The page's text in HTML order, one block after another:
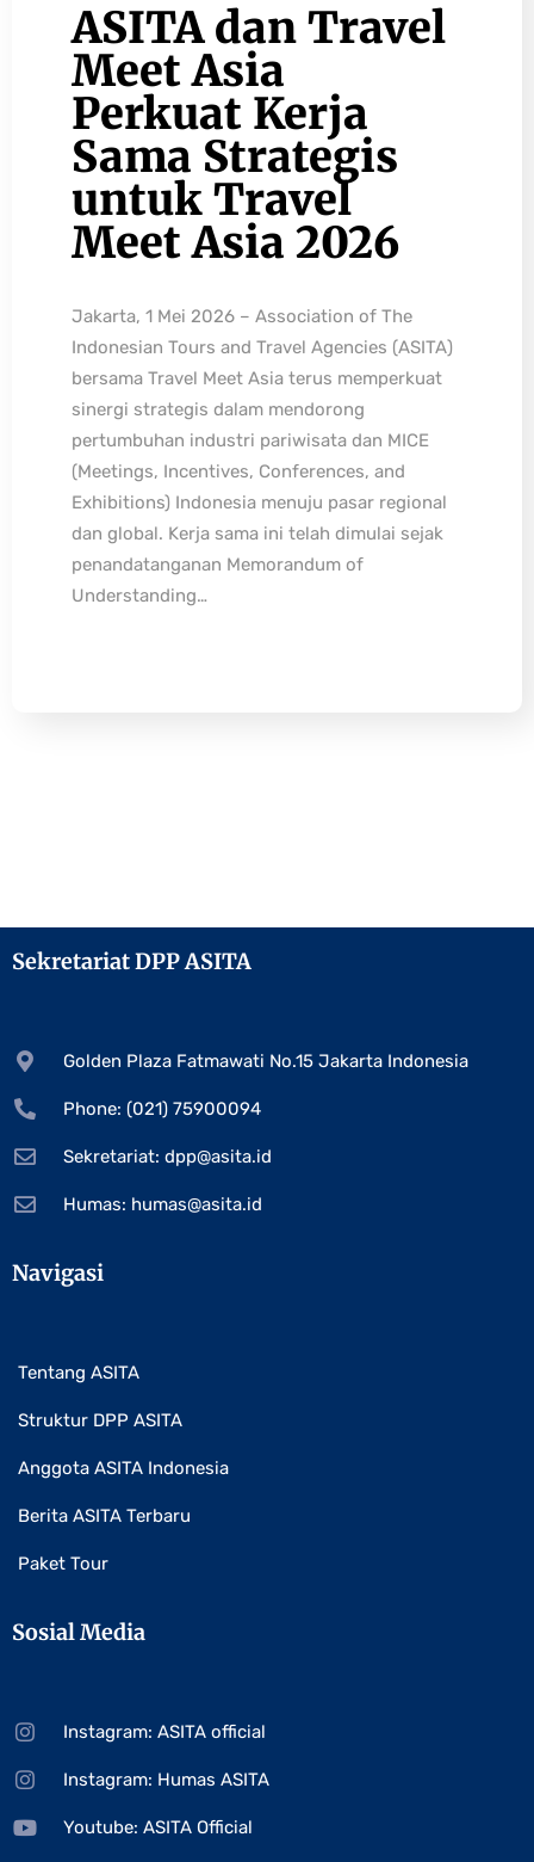
ASITA dan Travel
Meet Asia
Perkuat Kerja
Sama Strategis
untuk Travel
Meet Asia 2026
Jakarta, 1 Mei 2026 – Association of The
Indonesian Tours and Travel Agencies (ASITA)
bersama Travel Meet Asia terus memperkuat
sinergi strategis dalam mendorong
pertumbuhan industri pariwisata dan MICE
(Meetings, Incentives, Conferences, and
Exhibitions) Indonesia menuju pasar regional
dan global. Kerja sama ini telah dimulai sejak
penandatanganan Memorandum of
Understanding…
Sekretariat DPP ASITA
Golden Plaza Fatmawati No.15 Jakarta Indonesia
Phone: (021) 75900094
Sekretariat: dpp@asita.id
Humas: humas@asita.id
Navigasi
Tentang ASITA
Struktur DPP ASITA
Anggota ASITA Indonesia
Berita ASITA Terbaru
Paket Tour
Sosial Media
Instagram: ASITA official
Instagram: Humas ASITA
Youtube: ASITA Official